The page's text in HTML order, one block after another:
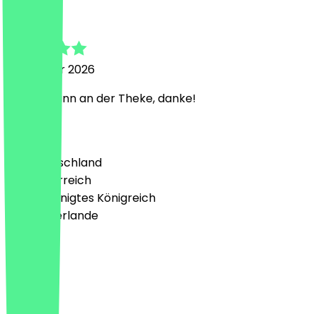
21. Februar 2026
Netter Mann an der Theke, danke!
🇩🇪 Deutschland
🇦🇹 Österreich
🇬🇧 Vereinigtes Königreich
🇳🇱 Niederlande
Deutsch
English